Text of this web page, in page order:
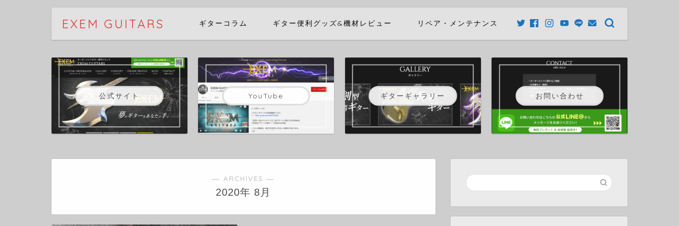
EXEM GUITARS ギターコラム ギター便利グッズ&機材レビュー リペア・メンテナンス
公式サイト YouTube ギターギャラリー お問い合わせ
― ARCHIVES ―
2020年 8月